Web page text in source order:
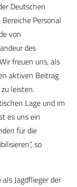
Deutschen
Personal
von
des
freuen uns, als
aktiven Beitrag
leisten.
Lage und im
es uns ein
für die
so
Jagdflieger der